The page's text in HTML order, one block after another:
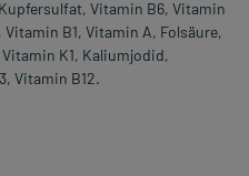
Vitamin B6, Vitamin
B1, Vitamin A, Folsäure,
K1, Kaliumjodid,
Vitamin B12.